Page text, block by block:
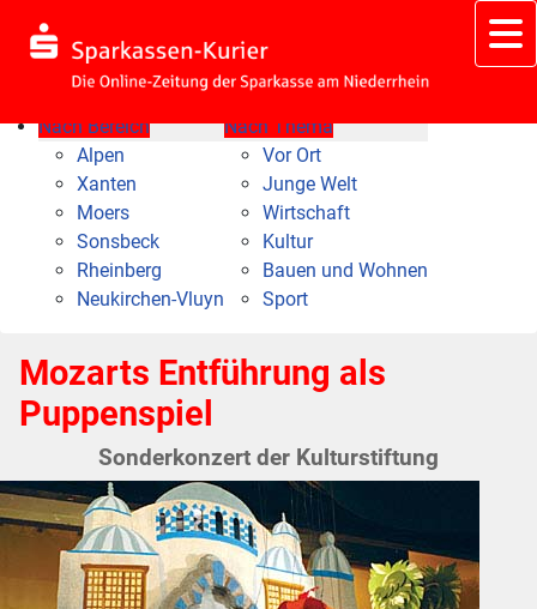
Nach Bereich
Alpen
Xanten
Moers
Sonsbeck
Rheinberg
Neukirchen-Vluyn
Nach Thema
Vor Ort
Junge Welt
Wirtschaft
Kultur
Bauen und Wohnen
Sport
Mozarts Entführung als
Puppenspiel
Sonderkonzert der Kulturstiftung